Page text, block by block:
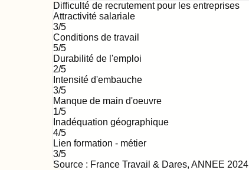
Difficulté de recrutement pour les entreprises
Attractivité salariale
3/5
Conditions de travail
5/5
Durabilité de l'emploi
2/5
Intensité d'embauche
3/5
Manque de main d'oeuvre
1/5
Inadéquation géographique
4/5
Lien formation - métier
3/5
Source : France Travail & Dares, ANNEE 2024